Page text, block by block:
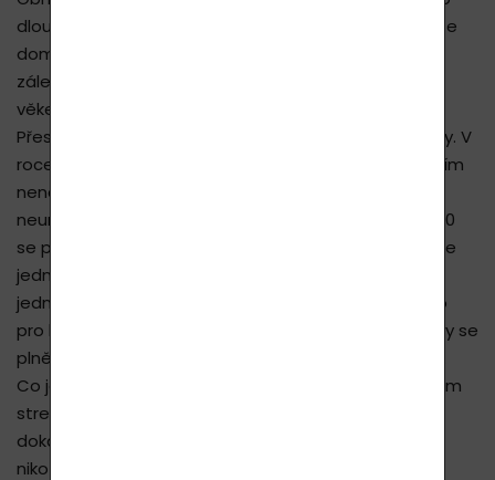
dlouhou dobu pokládána za vyloučenou věc. Vědci se
domnívali, že
záležitostí dětského a velmi mladého věku a že s
věkem zanikající neurony nejsou ničím nahrazovány.
Přesto se od 60. let 20. století objevovaly i jiné názory. V
roce 1998 byl prokázáno, že teorie o vymírajících, ničím
nenahrazovaných neuronech, není pravdivá. K
neurogenezi dochází i v dospělém věku. Po roce 2000
se pak objevují nová a nová zjištění. Bylo doloženo, že
jednou z důležitých oblastí vzniku nových neuronů je
jedna část hippocampu, oblasti důležité krom jiného
pro lidskou paměť. A také že nové vytvářené neurony se
plně funkčně zapojují do už existující neuronové sítě.
Co je ve skutečnosti brzdou neurogeneze? Především
stres, deprese a různé psychoaktivní látky. To vše ji
dokáže dočasně úplně zastavit. Narušuje ji alkohol,
nikotin, kokain a další látky. Ztráta nebo zbrzdění